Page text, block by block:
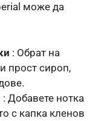
може да
: Обрат на
прост сироп,
: Добавете нотка
с капка кленов